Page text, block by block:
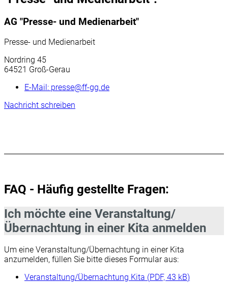
AG "Presse- und Medienarbeit"
Presse- und Medienarbeit
Nordring 45
64521 Groß-Gerau
E-Mail: presse@ff-gg.de
Nachricht schreiben
FAQ - Häufig gestellte Fragen:
Ich möchte eine Veranstaltung/
Übernachtung in einer Kita anmelden
Um eine Veranstaltung/Übernachtung in einer Kita
anzumelden, füllen Sie bitte dieses Formular aus:
Veranstaltung/Übernachtung Kita (PDF, 43 kB)